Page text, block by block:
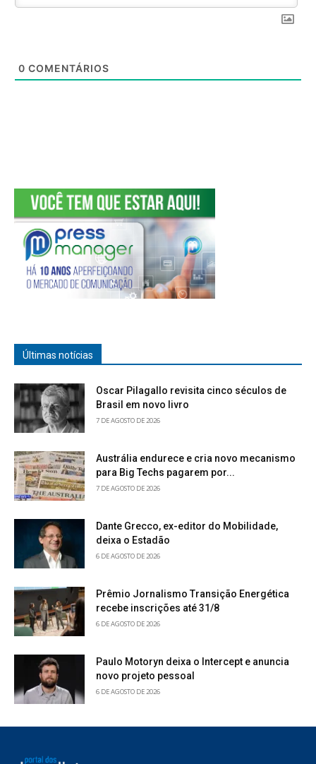
0 COMENTÁRIOS
Últimas notícias
Oscar Pilagallo revisita cinco séculos de
Brasil em novo livro
7 DE AGOSTO DE 2026
Austrália endurece e cria novo mecanismo
para Big Techs pagarem por...
7 DE AGOSTO DE 2026
Dante Grecco, ex-editor do Mobilidade,
deixa o Estadão
6 DE AGOSTO DE 2026
Prêmio Jornalismo Transição Energética
recebe inscrições até 31/8
6 DE AGOSTO DE 2026
Paulo Motoryn deixa o Intercept e anuncia
novo projeto pessoal
6 DE AGOSTO DE 2026